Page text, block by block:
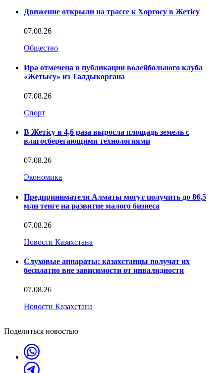
Движение открыли на трассе к Хоргосу в Жетісу
07.08.26
Общество
Ира отмечена в публикации волейбольного клуба
«Жетысу» из Талдыкоргана
07.08.26
Спорт
В Жетісу в 4,6 раза выросла площадь земель с
влагосберегающими технологиями
07.08.26
Экономика
Предприниматели Алматы могут получить до 86,5
млн тенге на развитие малого бизнеса
07.08.26
Новости Казахстана
Слуховые аппараты: казахстанцы получат их
бесплатно вне зависимости от инвалидности
07.08.26
Новости Казахстана
Поделиться новостью